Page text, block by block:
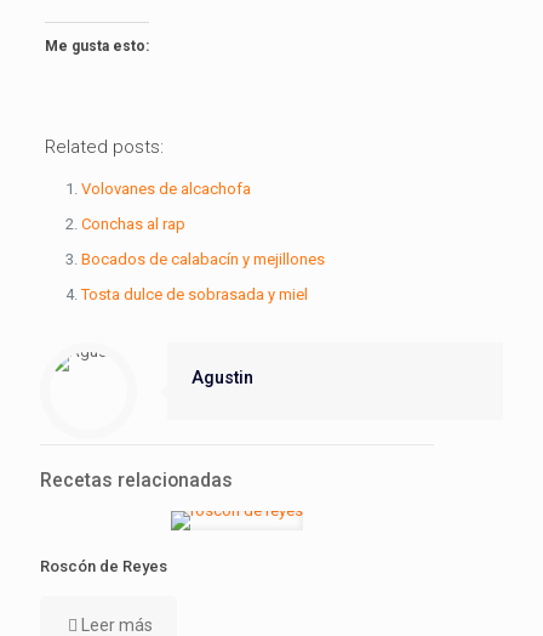
Me gusta esto:
Related posts:
Volovanes de alcachofa
Conchas al rap
Bocados de calabacín y mejillones
Tosta dulce de sobrasada y miel
Agustin
Recetas relacionadas
Roscón de Reyes
Leer más